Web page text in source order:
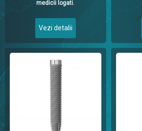
medicii logati.
Vezi detalii